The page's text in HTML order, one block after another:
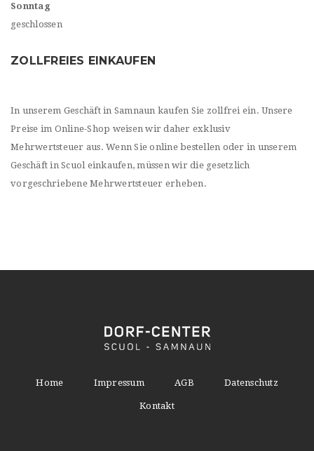
Sonntag
geschlossen
ZOLLFREIES EINKAUFEN
In unserem Geschäft in Samnaun kaufen Sie zollfrei ein. Unsere
Preise im Online-Shop weisen wir daher exklusiv
Mehrwertsteuer aus. Wenn Sie online bestellen oder in unserem
Geschäft in Scuol einkaufen, müssen wir die gesetzlich
vorgeschriebene Mehrwertsteuer erheben.
Home Impressum AGB Datenschutz
Kontakt